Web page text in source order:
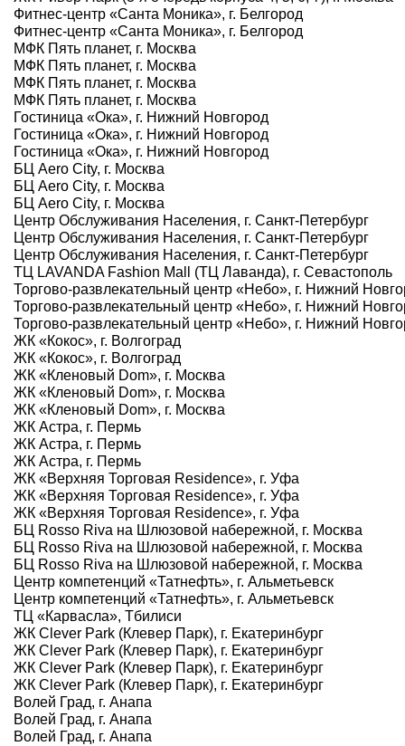
Фитнес-центр «Санта Моника», г. Белгород
Фитнес-центр «Санта Моника», г. Белгород
МФК Пять планет, г. Москва
МФК Пять планет, г. Москва
МФК Пять планет, г. Москва
МФК Пять планет, г. Москва
Гостиница «Ока», г. Нижний Новгород
Гостиница «Ока», г. Нижний Новгород
Гостиница «Ока», г. Нижний Новгород
БЦ Aero City, г. Москва
БЦ Aero City, г. Москва
БЦ Aero City, г. Москва
Центр Обслуживания Населения, г. Санкт-Петербург
Центр Обслуживания Населения, г. Санкт-Петербург
Центр Обслуживания Населения, г. Санкт-Петербург
ТЦ LAVANDA Fashion Mall (ТЦ Лаванда), г. Севастополь
Торгово-развлекательный центр «Небо», г. Нижний
Торгово-развлекательный центр «Небо», г. Нижний
Торгово-развлекательный центр «Небо», г. Нижний
ЖК «Кокос», г. Волгоград
ЖК «Кокос», г. Волгоград
ЖК «Кленовый Dom», г. Москва
ЖК «Кленовый Dom», г. Москва
ЖК «Кленовый Dom», г. Москва
ЖК Астра, г. Пермь
ЖК Астра, г. Пермь
ЖК Астра, г. Пермь
ЖК «Верхняя Торговая Residence», г. Уфа
ЖК «Верхняя Торговая Residence», г. Уфа
ЖК «Верхняя Торговая Residence», г. Уфа
БЦ Rosso Riva на Шлюзовой набережной, г. Москва
БЦ Rosso Riva на Шлюзовой набережной, г. Москва
БЦ Rosso Riva на Шлюзовой набережной, г. Москва
Центр компетенций «Татнефть», г. Альметьевск
Центр компетенций «Татнефть», г. Альметьевск
ТЦ «Карвасла», Тбилиси
ЖК Clever Park (Клевер Парк), г. Екатеринбург
ЖК Clever Park (Клевер Парк), г. Екатеринбург
ЖК Clever Park (Клевер Парк), г. Екатеринбург
ЖК Clever Park (Клевер Парк), г. Екатеринбург
Волей Град, г. Анапа
Волей Град, г. Анапа
Волей Град, г. Анапа